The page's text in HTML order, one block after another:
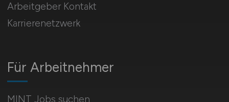
Für Arbeitnehmer
MINT Jobs suchen
Arbeitgeber Kontakt
Karrierenetzwerk